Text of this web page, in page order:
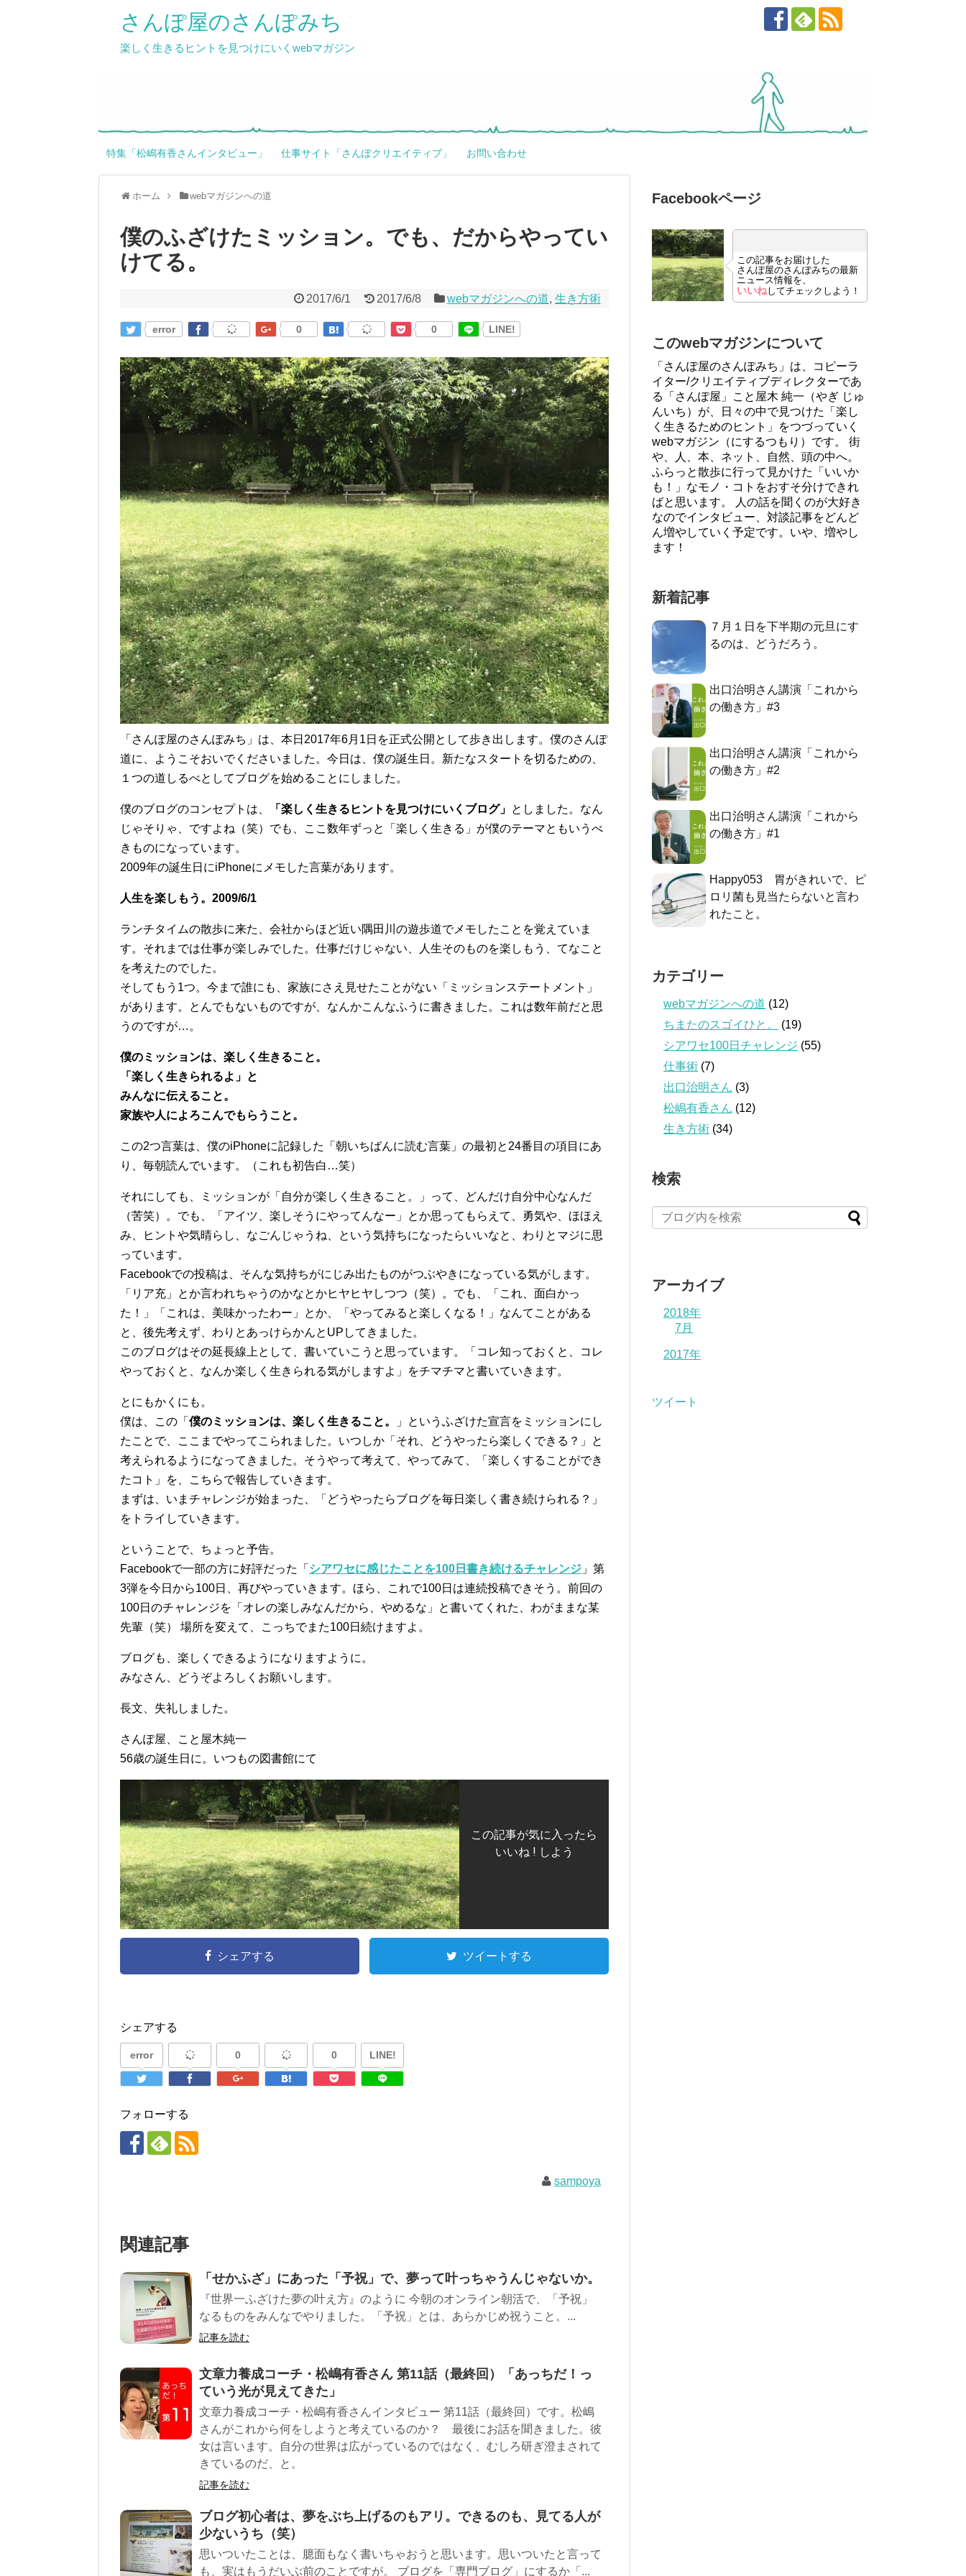
さんぽ屋のさんぽみち
楽しく生きるヒントを見つけにいくwebマガジン
特集「松嶋有香さんインタビュー」 仕事サイト「さんぽクリエイティブ」 お問い合わせ
ホーム webマガジンへの道
僕のふざけたミッション。でも、だからやってい
けてる。
2017/6/1 2017/6/8 webマガジンへの道, 生き方術
error 0 0 LINE!
「さんぽ屋のさんぽみち」は、本日2017年6月1日を正式公開として歩き出します。僕のさんぽ
道に、ようこそおいでくださいました。今日は、僕の誕生日。新たなスタートを切るための、
１つの道しるべとしてブログを始めることにしました。
僕のブログのコンセプトは、 「楽しく生きるヒントを見つけにいくブログ」 としました。なん
じゃそりゃ、ですよね（笑）でも、ここ数年ずっと「楽しく生きる」が僕のテーマともいうべ
きものになっています。
2009年の誕生日にiPhoneにメモした言葉があります。
人生を楽しもう。2009/6/1
ランチタイムの散歩に来た、会社からほど近い隅田川の遊歩道でメモしたことを覚えていま
す。それまでは仕事が楽しみでした。仕事だけじゃない、人生そのものを楽しもう、てなこと
を考えたのでした。
そしてもう1つ。今まで誰にも、家族にさえ見せたことがない「ミッションステートメント」
があります。とんでもないものですが、なんかこんなふうに書きました。これは数年前だと思
うのですが…。
僕のミッションは、楽しく生きること。
「楽しく生きられるよ」と
みんなに伝えること。
家族や人によろこんでもらうこと。
この2つ言葉は、僕のiPhoneに記録した「朝いちばんに読む言葉」の最初と24番目の項目にあ
り、毎朝読んでいます。（これも初告白…笑）
それにしても、ミッションが「自分が楽しく生きること。」って、どんだけ自分中心なんだ
（苦笑）。でも、「アイツ、楽しそうにやってんなー」とか思ってもらえて、勇気や、ほほえ
み、ヒントや気晴らし、なごんじゃうね、という気持ちになったらいいなと、わりとマジに思
っています。
Facebookでの投稿は、そんな気持ちがにじみ出たものがつぶやきになっている気がします。
「リア充」とか言われちゃうのかなとかヒヤヒヤしつつ（笑）。でも、「これ、面白かっ
た！」「これは、美味かったわー」とか、「やってみると楽しくなる！」なんてことがある
と、後先考えず、わりとあっけらかんとUPしてきました。
このブログはその延長線上として、書いていこうと思っています。「コレ知っておくと、コレ
やっておくと、なんか楽しく生きられる気がしますよ」をチマチマと書いていきます。
とにもかくにも。
僕は、この「 僕のミッションは、楽しく生きること。
」というふざけた宣言をミッションにし
たことで、ここまでやってこられました。いつしか「それ、どうやったら楽しくできる？」と
考えられるようになってきました。そうやって考えて、やってみて、「楽しくすることができ
たコト」を、こちらで報告していきます。
まずは、いまチャレンジが始まった、「どうやったらブログを毎日楽しく書き続けられる？」
をトライしていきます。
ということで、ちょっと予告。
Facebookで一部の方に好評だった「 シアワセに感じたことを100日書き続けるチャレンジ 」第
3弾を今日から100日、再びやっていきます。ほら、これで100日は連続投稿できそう。前回の
100日のチャレンジを「オレの楽しみなんだから、やめるな」と書いてくれた、わがままな某
先輩（笑） 場所を変えて、こっちでまた100日続けますよ。
ブログも、楽しくできるようになりますように。
みなさん、どうぞよろしくお願いします。
長文、失礼しました。
さんぽ屋、こと屋木純一
56歳の誕生日に。いつもの図書館にて
この記事が気に入ったら
いいね ! しよう
シェアする ツイートする
シェアする
error 0 0 LINE!
フォローする
sampoya
関連記事
「せかふざ」にあった「予祝」で、夢って叶っちゃうんじゃないか。
『世界一ふざけた夢の叶え方』のように 今朝のオンライン朝活で、「予祝」
なるものをみんなでやりました。「予祝」とは、あらかじめ祝うこと。...
記事を読む
文章力養成コーチ・松嶋有香さん 第11話（最終回）「あっちだ！っ
ていう光が見えてきた」
文章力養成コーチ・松嶋有香さんインタビュー 第11話（最終回）です。松嶋
さんがこれから何をしようと考えているのか？ 最後にお話を聞きました。彼
女は言います。自分の世界は広がっているのではなく、むしろ研ぎ澄まされて
きているのだ、と。
記事を読む
ブログ初心者は、夢をぶち上げるのもアリ。できるのも、見てる人が
少ないうち（笑）
思いついたことは、臆面もなく書いちゃおうと思います。思いついたと言って
も、実はもうだいぶ前のことですが。 ブログを「専門ブログ」にするか「...
Facebookページ
この記事をお届けした
さんぽ屋のさんぽみちの最新
ニュース情報を、
いいねしてチェックしよう！
このwebマガジンについて
「さんぽ屋のさんぽみち」は、コピーラ
イター/クリエイティブディレクターであ
る「さんぽ屋」こと屋木 純一（やぎ じゅ
んいち）が、日々の中で見つけた「楽し
く生きるためのヒント」をつづっていく
webマガジン（にするつもり）です。 街
や、人、本、ネット、自然、頭の中へ。
ふらっと散歩に行って見かけた「いいか
も！」なモノ・コトをおすそ分けできれ
ばと思います。 人の話を聞くのが大好き
なのでインタビュー、対談記事をどんど
ん増やしていく予定です。いや、増やし
ます！
新着記事
７月１日を下半期の元旦にす
るのは、どうだろう。
出口治明さん講演「これから
の働き方」#3
出口治明さん講演「これから
の働き方」#2
出口治明さん講演「これから
の働き方」#1
Happy053 胃がきれいで、ピ
ロリ菌も見当たらないと言わ
れたこと。
カテゴリー
webマガジンへの道 (12)
ちまたのスゴイひと。
(19)
シアワセ100日チャレンジ (55)
仕事術 (7)
出口治明さん (3)
松嶋有香さん (12)
生き方術 (34)
検索
アーカイブ
2018年
7月
2017年
ツイート